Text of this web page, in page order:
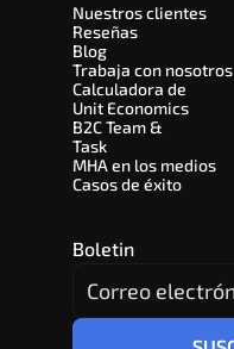
Nuestros clientes
Reseñas
Blog
Trabaja con nosotros
Calculadora de
Unit Economics
B2C Team &
Task
MHA en los medios
Casos de éxito
Boletin